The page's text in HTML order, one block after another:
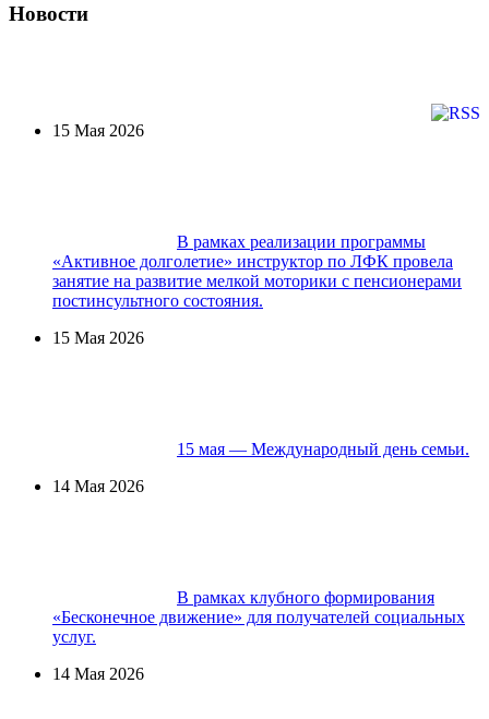
Новости
15 Мая 2026
В рамках реализации программы
«Активное долголетие» инструктор по ЛФК провела
занятие на развитие мелкой моторики с пенсионерами
постинсультного состояния.
15 Мая 2026
15 мая — Международный день семьи.
14 Мая 2026
В рамках клубного формирования
«Бесконечное движение» для получателей социальных
услуг.
14 Мая 2026